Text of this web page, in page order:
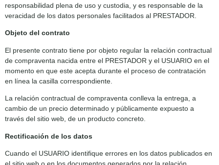
responsabilidad plena de uso y custodia, y es responsable de la
veracidad de los datos personales facilitados al PRESTADOR.
Objeto del contrato
El presente contrato tiene por objeto regular la relación contractual
de compraventa nacida entre el PRESTADOR y el USUARIO en el
momento en que este acepta durante el proceso de contratación
en línea la casilla correspondiente.
La relación contractual de compraventa conlleva la entrega, a
cambio de un precio determinado y públicamente expuesto a
través del sitio web, de un producto concreto.
Rectificación de los datos
Cuando el USUARIO identifique errores en los datos publicados en